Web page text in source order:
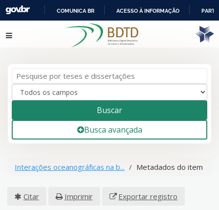
IR
PARA
COMUNICA BR ACESSO À INFORMAÇÃO
Pular para o conteúdo
Buscar
Busca avançada
Interações oceanográficas na b... Metadados do item
Citar Imprimir Exportar registro